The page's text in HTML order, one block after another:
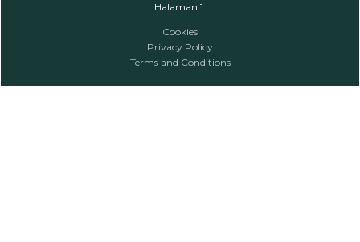
Halaman 1.
Cookies
Privacy Policy
Terms and Conditions